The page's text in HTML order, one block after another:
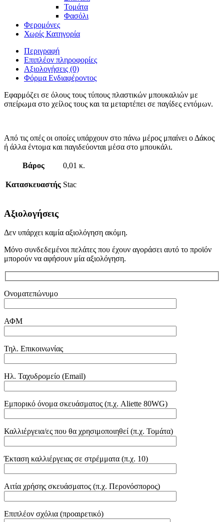
Τομάτα
Φασόλι
Φερομόνες
Χωρίς Κατηγορία
Περιγραφή
Επιπλέον πληροφορίες
Αξιολογήσεις (0)
Φόρμα Ενδιαφέροντος
Εφαρμόζει σε όλους τους τύπους πλαστικών μπουκαλιών με
σπείρωμα στο χείλος τους και τα μεταρτέπει σε παγίδες εντόμων.
Από τις οπές οι οποίες υπάρχουν στο πάνω μέρος μπαίνει ο Δάκος
ή άλλα έντομα και παγιδεύονται μέσα στο μπουκάλι.
Βάρος 0,01 κ.
Κατασκευαστής Stac
Αξιολογήσεις
Δεν υπάρχει καμία αξιολόγηση ακόμη.
Μόνο συνδεδεμένοι πελάτες που έχουν αγοράσει αυτό το προϊόν
μπορούν να αφήσουν μία αξιολόγηση.
Ονοματεπώνυμο
ΑΦΜ
Τηλ. Επικοινωνίας
Ηλ. Ταχυδρομείο (Email)
Εμπορικό όνομα σκευάσματος (π.χ. Aliette 80WG)
Καλλιέργεια/ες που θα χρησιμοποιηθεί (π.χ. Τομάτα)
Έκταση καλλιέργειας σε στρέμματα (π.χ. 10)
Αιτία χρήσης σκευάσματος (π.χ. Περονόσπορος)
Επιπλέον σχόλια (προαιρετικό)